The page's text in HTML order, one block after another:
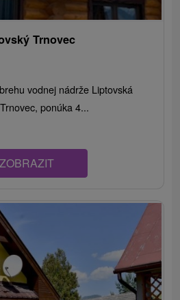
Trnovec
vodnej nádrže Liptovská
ponúka 4...
ZOBRAZIT